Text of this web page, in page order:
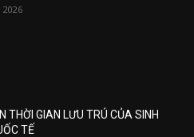
2026
THỜI GIAN LƯU TRÚ CỦA SINH
TẾ